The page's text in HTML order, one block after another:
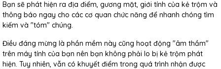
Bạn sẽ phát hiện ra địa điểm, gương mặt, giới tính của kẻ trộm và
thông báo ngay cho các cơ quan chức năng để nhanh chóng tìm
kiếm và "tóm" chúng.
Điều đáng mừng là phần mềm này cũng hoạt động "âm thầm"
trên máy tính của bạn nên bạn không phải lo bị kẻ trộm phát
hiện. Tuy nhiên, vẫn có khuyết điểm trong quá trình nhận được